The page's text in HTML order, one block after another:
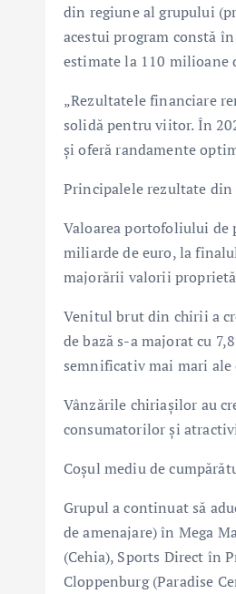
din regiune al grupului
acestui program constă
estimate la 110 milioane
„Rezultatele financiare
solidă pentru viitor. În
și oferă randamente
Principalele rezultate din
Valoarea portofoliului de
miliarde de euro, la
majorării valorii
Venitul brut din chirii a
de bază s-a majorat cu
semnificativ mai mari ale
Vânzările chiriașilor au
consumatorilor și
Coșul mediu de
Grupul a continuat să
de amenajare) în Mega
(Cehia), Sports Direct în
Cloppenburg (Paradise